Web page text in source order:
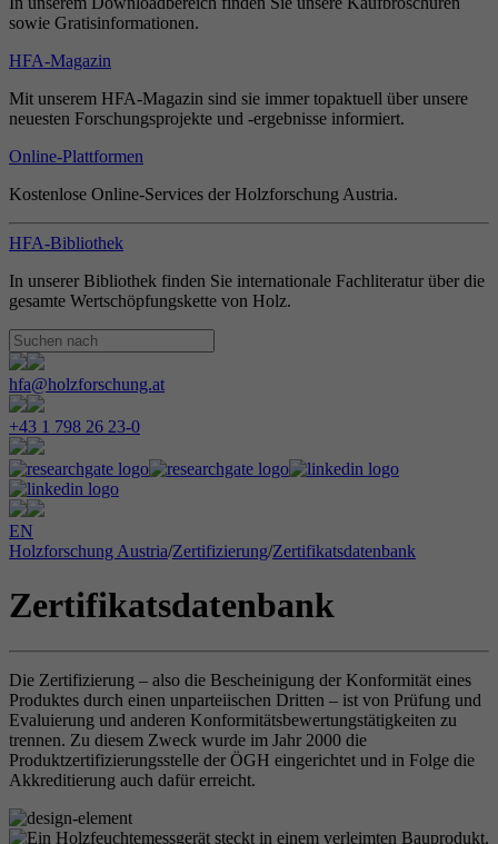
sowie Gratisinformationen.
HFA-Magazin
Mit unserem HFA-Magazin sind sie immer topaktuell über unsere
neuesten Forschungsprojekte und -ergebnisse informiert.
Online-Plattformen
Kostenlose Online-Services der Holzforschung Austria.
HFA-Bibliothek
In unserer Bibliothek finden Sie internationale Fachliteratur über die
gesamte Wertschöpfungskette von Holz.
hfa@holzforschung.at
+43 1 798 26 23-0
EN
Holzforschung Austria/Zertifizierung/Zertifikatsdatenbank
Zertifikatsdatenbank
Die Zertifizierung – also die Bescheinigung der Konformität eines
Produktes durch einen unparteiischen Dritten – ist von Prüfung und
Evaluierung und anderen Konformitätsbewertungstätigkeiten zu
trennen. Zu diesem Zweck wurde im Jahr 2000 die
Produktzertifizierungsstelle der ÖGH eingerichtet und in Folge die
Akkreditierung auch dafür erreicht.